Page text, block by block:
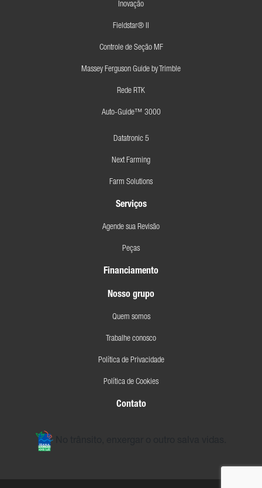
Inovação
Fieldstar® II
Controle de Seção MF
Massey Ferguson Guide by Trimble
Rede RTK
Auto-Guide™ 3000
Datatronic 5
Next Farming
Farm Solutions
Serviços
Agende sua Revisão
Peças
Financiamento
Nosso grupo
Quem somos
Trabalhe conosco
Política de Privacidade
Política de Cookies
Contato